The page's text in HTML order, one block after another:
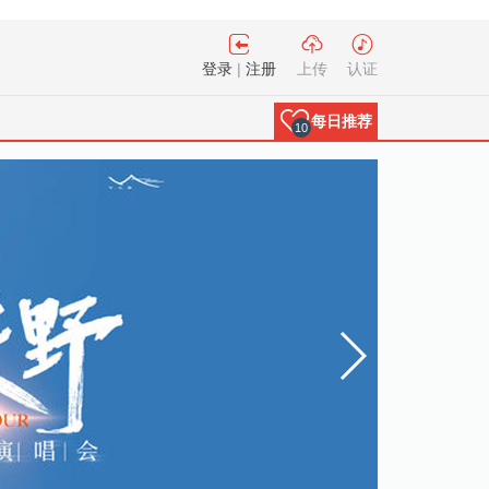
登录 |注册 上传 认证
10 每日推荐